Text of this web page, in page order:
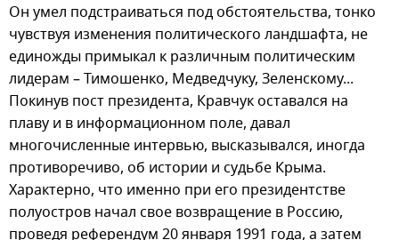
Он умел подстраиваться под обстоятельства, тонко
чувствуя изменения политического ландшафта, не
единожды примыкал к различным политическим
лидерам – Тимошенко, Медведчуку, Зеленскому...
Покинув пост президента, Кравчук оставался на
плаву и в информационном поле, давал
многочисленные интервью, высказывался, иногда
противоречиво, об истории и судьбе Крыма.
Характерно, что именно при его президентстве
полуостров начал свое возвращение в Россию,
проведя референдум 20 января 1991 года, а затем